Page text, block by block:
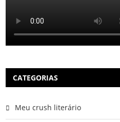
CATEGORIAS
Meu crush literário